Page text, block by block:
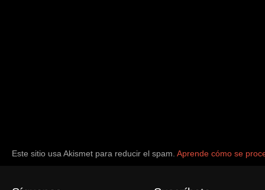
Este sitio usa Akismet para reducir el spam. Aprende cómo se